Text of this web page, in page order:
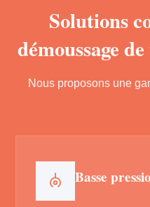
Solutions
démoussage
Nous proposons une
Basse